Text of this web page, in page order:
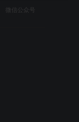
微信公众号